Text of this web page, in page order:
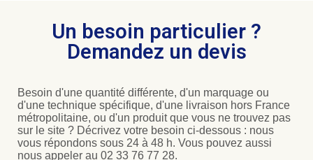
Un besoin particulier ?
Demandez un devis
Besoin d'une quantité différente, d'un marquage ou
d'une technique spécifique, d'une livraison hors France
métropolitaine, ou d'un produit que vous ne trouvez pas
sur le site ? Décrivez votre besoin ci-dessous : nous
vous répondons sous 24 à 48 h. Vous pouvez aussi
nous appeler au 02 33 76 77 28.